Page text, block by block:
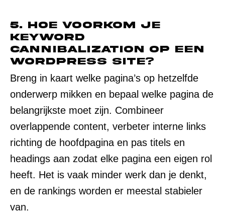
5. Hoe voorkom je
keyword
cannibalization op een
WordPress site?
Breng in kaart welke pagina’s op hetzelfde
onderwerp mikken en bepaal welke pagina de
belangrijkste moet zijn. Combineer
overlappende content, verbeter interne links
richting de hoofdpagina en pas titels en
headings aan zodat elke pagina een eigen rol
heeft. Het is vaak minder werk dan je denkt,
en de rankings worden er meestal stabieler
van.